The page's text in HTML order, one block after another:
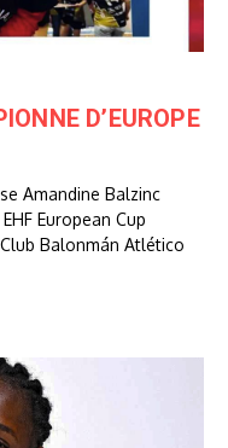
D’EUROPE
Amandine Balzinc
European Cup
Balonmán Atlético